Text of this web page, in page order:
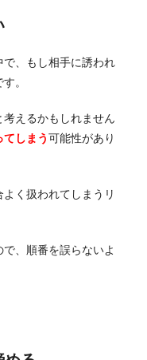
、もし相手に誘われ
。
えるかもしれません
しまう可能性があり
く扱われてしまうリ
、順番を誤らないよ